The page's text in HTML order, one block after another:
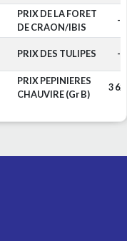
PRIX DE LA FORET
DE CRAON/IBIS
-
PRIX DES TULIPES -
PRIX PEPINIERES
CHAUVIRE (Gr B)
3